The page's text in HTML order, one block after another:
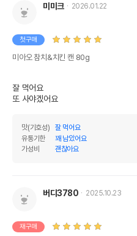
미미크 2026.01.22
첫구매
미아오 참치&치킨 캔 80g
잘 먹어요
또 사야겠어요
맛(기호성)
잘 먹어요
유통기한
꽤 남았어요
가성비
괜찮아요
버디3780 2025.10.23
재구매